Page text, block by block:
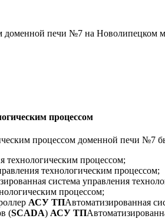
доменной печи №7 на
процессом
процессом доменной печи №7
технологическим процессом;
технологическим процессом;
система управления
процессом;
АСУ ТПАвтоматизированная
(SCADA) АСУ ТП